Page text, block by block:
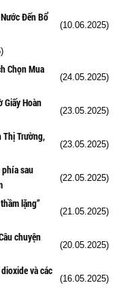
Đến Bổ
(10.06.2025)
Chọn Mua
(24.05.2025)
Giấy Hoàn
(23.05.2025)
Thị Trường,
(23.05.2025)
phía sau
(22.05.2025)
lặng”
(21.05.2025)
chuyện
(20.05.2025)
và các
(16.05.2025)